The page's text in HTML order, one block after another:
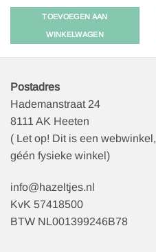
was:
€34,50.
is:
€25,00.
TOEVOEGEN AAN
WINKELWAGEN
Postadres
Hademanstraat 24
8111 AK Heeten
( Let op! Dit is een webwinkel,
géén fysieke winkel)
info@hazeltjes.nl
KvK 57418500
BTW NL001399246B78